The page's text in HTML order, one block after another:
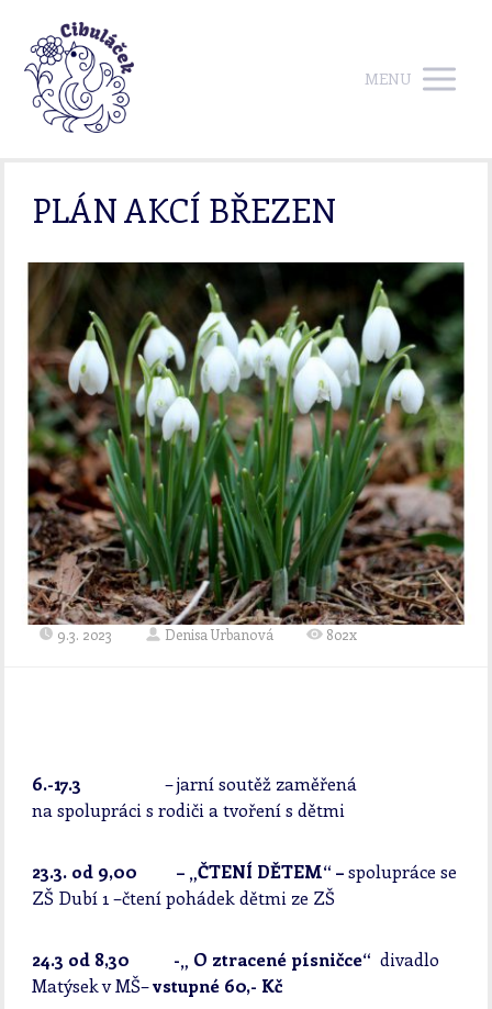
MENU
PLÁN AKCÍ BŘEZEN
9.3. 2023 Denisa Urbanová 802x
6.-17.3– jarní soutěž zaměřená
na spolupráci s rodiči a tvoření s dětmi
23.3. od 9,00 – „ČTENÍ DĚTEM“ –spolupráce se
ZŠ Dubí 1 –čtení pohádek dětmi ze ZŠ
24.3 od 8,30 -„ O ztracené písničce“ divadlo
Matýsek v MŠ–vstupné 60,- Kč